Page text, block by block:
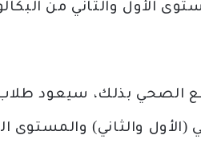
الأول والثاني من
الصحي بذلك، سيعود
(الأول والثاني) والمستوى